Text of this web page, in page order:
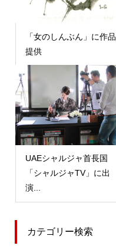
「女のしんぶん」に作品
提供
UAEシャルジャ首長国
「シャルジャTV」に出
演...
カテゴリー検索